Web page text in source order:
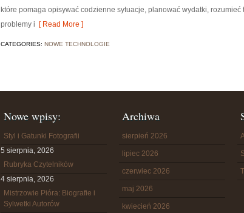
które pomaga opisywać codzienne sytuacje, planować wydatki,
problemy i [ Read More ]
CATEGORIES: NOWE TECHNOLOGIE
Nowe wpisy:
Styl i Gatunki Fotografii
5 sierpnia, 2026
Rubryka Czytelników
4 sierpnia, 2026
Mistrzowie Pióra: Biografie i
Sylwetki Autorów
Archiwa
sierpień 2026
lipiec 2026
czerwiec 2026
maj 2026
kwiecień 2026